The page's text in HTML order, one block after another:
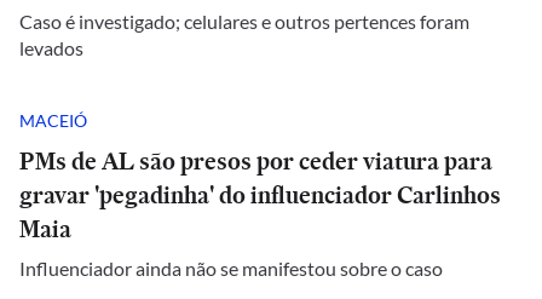
Caso é investigado; celulares e outros pertences foram
levados
MACEIÓ
PMs de AL são presos por ceder viatura para
gravar 'pegadinha' do influenciador Carlinhos
Maia
Influenciador ainda não se manifestou sobre o caso